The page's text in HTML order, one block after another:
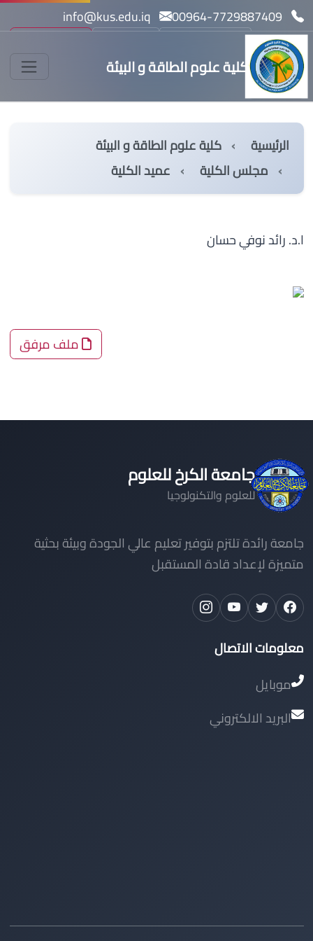
info@kus.edu.iq
بحث
كلية علوم الطاقة و البيئة
الرئيسية
كلية علوم الطاقة و البيئة
مجلس الكلية
عميد الكلية
ا.د. رائد نوفي حسان
ملف مرفق
جامعة الكرخ للعلوم
للعلوم والتكنولوجيا
جامعة رائدة تلتزم بتوفير تعليم عالي الجودة وبيئة بحثية
متميزة لإعداد قادة المستقبل
معلومات الاتصال
موبايل
البريد الالكتروني